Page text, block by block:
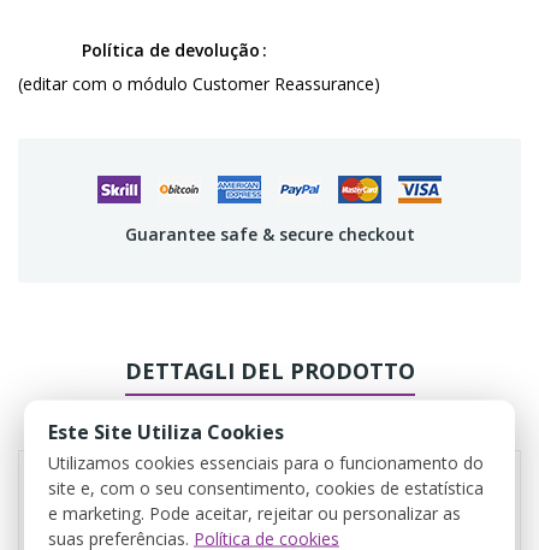
Política de devolução
(editar com o módulo Customer Reassurance)
Guarantee safe & secure checkout
DETTAGLI DEL PRODOTTO
REVIEWS
Este Site Utiliza Cookies
Utilizamos cookies essenciais para o funcionamento do
site e, com o seu consentimento, cookies de estatística
e marketing. Pode aceitar, rejeitar ou personalizar as
suas preferências. Política de cookies